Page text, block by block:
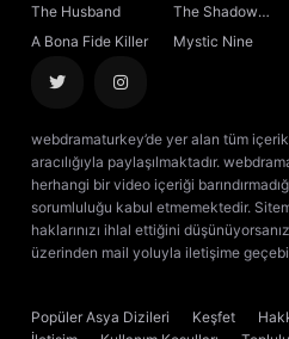
The Husband
The Shadow
Sovereign
A Bona Fide Killer Mystic Nine
webdramaturkey’de yer alan tüm
aracılığıyla paylaşılmaktadır.
herhangi bir video içeriği
sorumluluğu kabul etmemektedir.
haklarınızı ihlal ettiğini
üzerinden mail yoluyla iletişime
Popüler Asya Dizileri Keşfet